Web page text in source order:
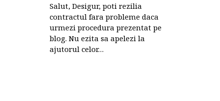
Salut, Desigur, poti rezilia
contractul fara probleme daca
urmezi procedura prezentat pe
blog. Nu ezita sa apelezi la
ajutorul celor…